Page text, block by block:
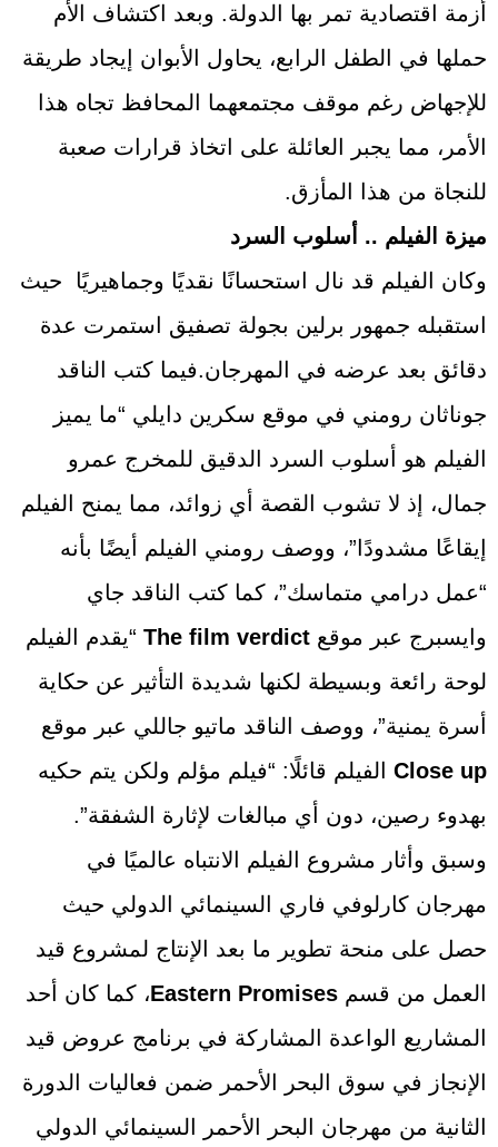
أزمة اقتصادية تمر بها الدولة. وبعد اكتشاف الأم
حملها في الطفل الرابع، يحاول الأبوان إيجاد طريقة
للإجهاض رغم موقف مجتمعهما المحافظ تجاه هذا
الأمر، مما يجبر العائلة على اتخاذ قرارات صعبة
للنجاة من هذا المأزق.
ميزة الفيلم .. أسلوب السرد
وكان الفيلم قد نال استحسانًا نقديًا وجماهيريًا حيث
استقبله جمهور برلين بجولة تصفيق استمرت عدة
دقائق بعد عرضه في المهرجان.فيما كتب الناقد
جوناثان رومني في موقع سكرين دايلي “ما يميز
الفيلم هو أسلوب السرد الدقيق للمخرج عمرو
جمال، إذ لا تشوب القصة أي زوائد، مما يمنح الفيلم
إيقاعًا مشدودًا”، ووصف رومني الفيلم أيضًا بأنه
“عمل درامي متماسك”، كما كتب الناقد جاي
وايسبرج عبر موقع The film verdict “يقدم الفيلم
لوحة رائعة وبسيطة لكنها شديدة التأثير عن حكاية
أسرة يمنية”، ووصف الناقد ماتيو جاللي عبر موقع
Close up الفيلم قائلًا: “فيلم مؤلم ولكن يتم حكيه
بهدوء رصين، دون أي مبالغات لإثارة الشفقة”.
وسبق وأثار مشروع الفيلم الانتباه عالميًا في
مهرجان كارلوفي فاري السينمائي الدولي حيث
حصل على منحة تطوير ما بعد الإنتاج لمشروع قيد
العمل من قسم Eastern Promises، كما كان أحد
المشاريع الواعدة المشاركة في برنامج عروض قيد
الإنجاز في سوق البحر الأحمر ضمن فعاليات الدورة
الثانية من مهرجان البحر الأحمر السينمائي الدولي